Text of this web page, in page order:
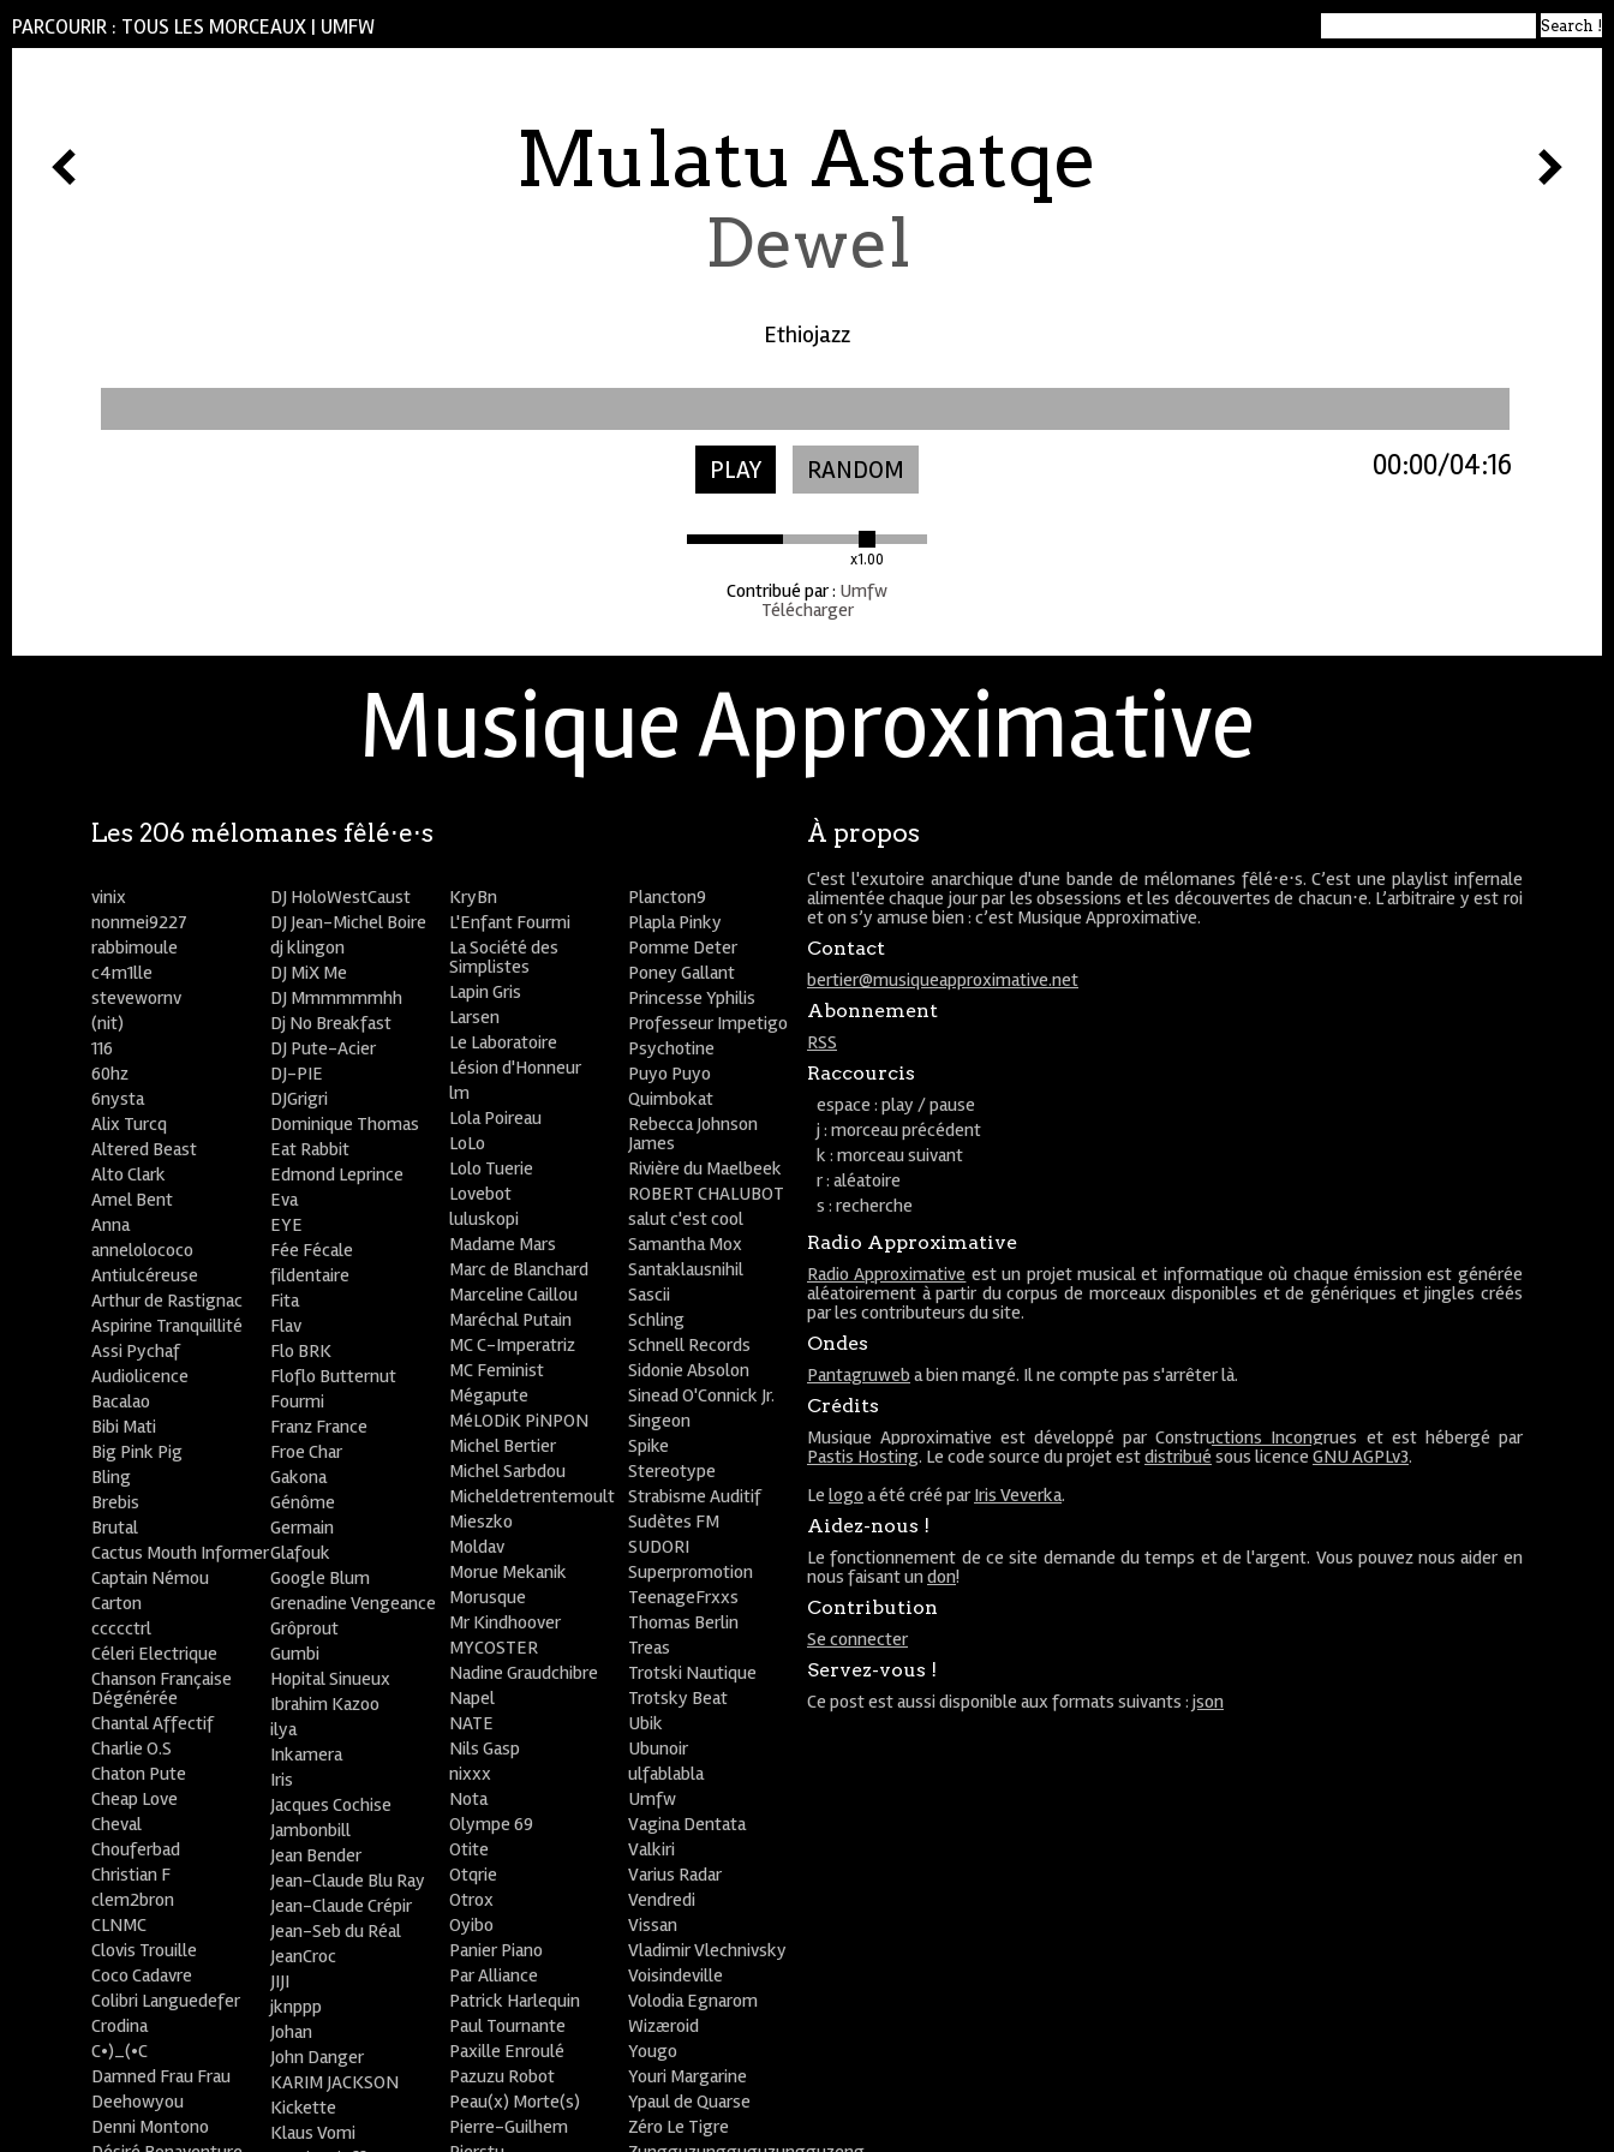
PARCOURIR : TOUS LES MORCEAUX | UMFW
Mulatu Astatqe
Dewel
Ethiojazz
PLAY RANDOM
x1.00
04:16
00:00
Contribué par: Umfw
Télécharger
Musique Approximative
À propos
C'est l'exutoire anarchique d'une bande de mélomanes fêlé⋅e⋅s. C’est une playlist infernale
alimentée chaque jour par les obsessions et les découvertes de chacun⋅e. L’arbitraire y est roi
et on s’y amuse bien : c’est Musique Approximative.
Contact
bertier@musiqueapproximative.net
Abonnement
RSS
Raccourcis
espace : play / pause
j : morceau précédent
k : morceau suivant
r : aléatoire
s : recherche
Radio Approximative
Radio Approximative est un projet musical et informatique où chaque émission est générée
aléatoirement à partir du corpus de morceaux disponibles et de génériques et jingles créés
par les contributeurs du site.
Ondes
Pantagruweb a bien mangé. Il ne compte pas s'arrêter là.
Crédits
Musique Approximative est développé parConstructions Incongrues et est hébergé par
Pastis Hosting. Le code source du projet estdistribué sous licence GNU AGPLv3.
Le logo a été créé par Iris Veverka.
Aidez-nous !
Le fonctionnement de ce site demande du temps et de l'argent. Vous pouvez nous aider en
nous faisant undon!
Contribution
Se connecter
Servez-vous !
Ce post est aussi disponible aux formats suivants : json
Les 206 mélomanes fêlé⋅e⋅s
vinix
nonmei9227
rabbimoule
c4m1lle
stevewornv
(nit)
116
60hz
6nysta
Alix Turcq
Altered Beast
Alto Clark
Amel Bent
Anna
annelolococo
Antiulcéreuse
Arthur de Rastignac
Aspirine Tranquillité
Assi Pychaf
Audiolicence
Bacalao
Bibi Mati
Big Pink Pig
Bling
Brebis
Brutal
Cactus Mouth Informer
Captain Némou
Carton
ccccctrl
Céleri Electrique
Chanson Française
Dégénérée
Chantal Affectif
Charlie O.S
Chaton Pute
Cheap Love
Cheval
Chouferbad
Christian F
clem2bron
CLNMC
Clovis Trouille
Coco Cadavre
Colibri Languedefer
Crodina
C•)_(•C
Damned Frau Frau
Deehowyou
Denni Montono
DJ HoloWestCaust
DJ Jean-Michel Boire
dj klingon
DJ MiX Me
DJ Mmmmmmhh
Dj No Breakfast
DJ Pute-Acier
DJ-PIE
DJGrigri
Dominique Thomas
Eat Rabbit
Edmond Leprince
Eva
EYE
Fée Fécale
fildentaire
Fita
Flav
Flo BRK
Floflo Butternut
Fourmi
Franz France
Froe Char
Gakona
Génôme
Germain
Glafouk
Google Blum
Grenadine Vengeance
Grôprout
Gumbi
Hopital Sinueux
Ibrahim Kazoo
ilya
Inkamera
Iris
Jacques Cochise
Jambonbill
Jean Bender
Jean-Claude Blu Ray
Jean-Claude Crépir
Jean-Seb du Réal
JeanCroc
JIJI
jknppp
Johan
John Danger
KARIM JACKSON
Kickette
Klaus Vomi
KryBn
L'Enfant Fourmi
La Société des
Simplistes
Lapin Gris
Larsen
Le Laboratoire
Lésion d'Honneur
lm
Lola Poireau
LoLo
Lolo Tuerie
Lovebot
luluskopi
Madame Mars
Marc de Blanchard
Marceline Caillou
Maréchal Putain
MC C-Imperatriz
MC Feminist
Mégapute
MéLODiK PiNPON
Michel Bertier
Michel Sarbdou
Micheldetrentemoult
Mieszko
Moldav
Morue Mekanik
Morusque
Mr Kindhoover
MYCOSTER
Nadine Graudchibre
Napel
NATE
Nils Gasp
nixxx
Nota
Olympe 69
Otite
Otqrie
Otrox
Oyibo
Panier Piano
Par Alliance
Patrick Harlequin
Paul Tournante
Paxille Enroulé
Pazuzu Robot
Peau(x) Morte(s)
Pierre-Guilhem
Plancton9
Plapla Pinky
Pomme Deter
Poney Gallant
Princesse Yphilis
Professeur Impetigo
Psychotine
Puyo Puyo
Quimbokat
Rebecca Johnson
James
Rivière du Maelbeek
ROBERT CHALUBOT
salut c'est cool
Samantha Mox
Santaklausnihil
Sascii
Schling
Schnell Records
Sidonie Absolon
Sinead O'Connick Jr.
Singeon
Spike
Stereotype
Strabisme Auditif
Sudètes FM
SUDORI
Superpromotion
TeenageFrxxs
Thomas Berlin
Treas
Trotski Nautique
Trotsky Beat
Ubik
Ubunoir
ulfablabla
Umfw
Vagina Dentata
Valkiri
Varius Radar
Vendredi
Vissan
Vladimir Vlechnivsky
Voisindeville
Volodia Egnarom
Wizæroid
Yougo
Youri Margarine
Ypaul de Quarse
Zéro Le Tigre